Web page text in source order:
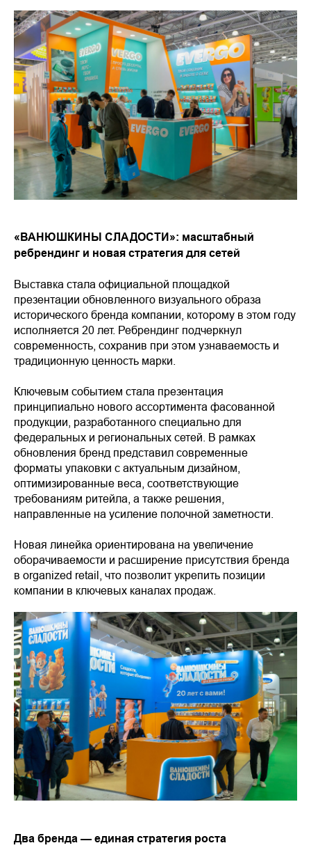
«ВАНЮШКИНЫ СЛАДОСТИ»: масштабный
ребрендинг и новая стратегия для сетей
Выставка стала официальной площадкой
презентации обновленного визуального образа
исторического бренда компании, которому в этом году
исполняется 20 лет. Ребрендинг подчеркнул
современность, сохранив при этом узнаваемость и
традиционную ценность марки.
Ключевым событием стала презентация
принципиально нового ассортимента фасованной
продукции, разработанного специально для
федеральных и региональных сетей. В рамках
обновления бренд представил современные
форматы упаковки с актуальным дизайном,
оптимизированные веса, соответствующие
требованиям ритейла, а также решения,
направленные на усиление полочной заметности.
Новая линейка ориентирована на увеличение
оборачиваемости и расширение присутствия бренда
в organized retail, что позволит укрепить позиции
компании в ключевых каналах продаж.
Два бренда — единая стратегия роста